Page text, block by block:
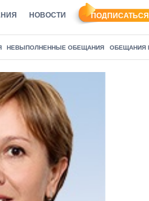
НОВОСТИ
НЕВЫПОЛНЕННЫЕ ОБЕЩАНИЯ ОБЕЩАНИЯ